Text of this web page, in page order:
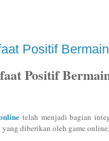
Positif
Positif
telah menjadi bagian
diberikan oleh game